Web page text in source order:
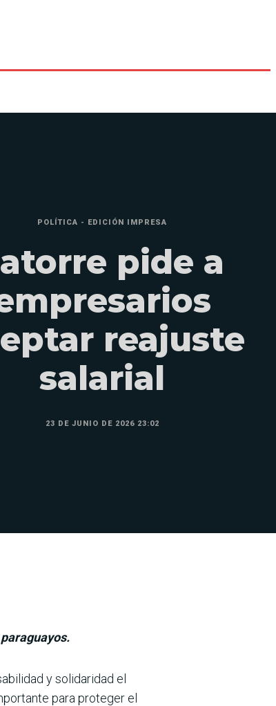
POLÍTICA - EDICIÓN IMPRESA
pide a
reajuste
salarial
23 DE JUNIO DE 2026 23:02
y soli­daridad el
para proteger el